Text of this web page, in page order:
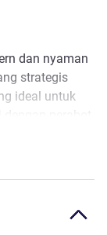
dan nyaman
strategis
ideal untuk
Bar